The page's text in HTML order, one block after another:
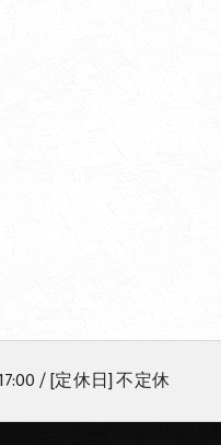
/ [定休日] 不定休